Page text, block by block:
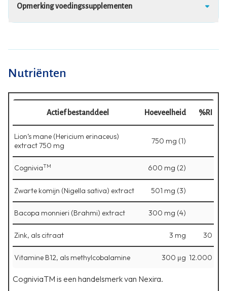
Opmerking voedingssupplementen
Nutriënten
Actief bestanddeel Hoeveelheid %RI
Lion’s mane (Hericium erinaceus)
extract 750 mg
750 mg (1)
CogniviaTM 600 mg (2)
Zwarte komijn (Nigella sativa) extract 501 mg (3)
Bacopa monnieri (Brahmi) extract 300 mg (4)
Zink, als citraat 3 mg 30
Vitamine B12, als methylcobalamine 300 μg 12.000
CogniviaTM is een handelsmerk van Nexira.